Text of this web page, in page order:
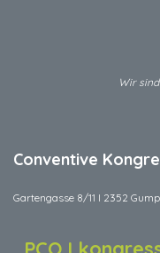
Wir
Conventive
Gartengasse 8/11 I 2352
PCO I